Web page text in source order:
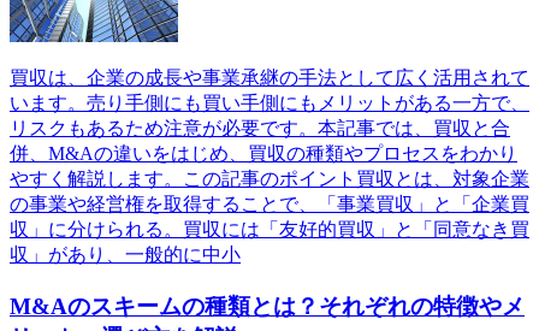
買収は、企業の成長や事業承継の手法として広く活用されて
います。売り手側にも買い手側にもメリットがある一方で、
リスクもあるため注意が必要です。本記事では、買収と合
併、M&Aの違いをはじめ、買収の種類やプロセスをわかり
やすく解説します。この記事のポイント買収とは、対象企業
の事業や経営権を取得することで、「事業買収」と「企業買
収」に分けられる。買収には「友好的買収」と「同意なき買
収」があり、一般的に中小
M&Aのスキームの種類とは？それぞれの特徴やメ